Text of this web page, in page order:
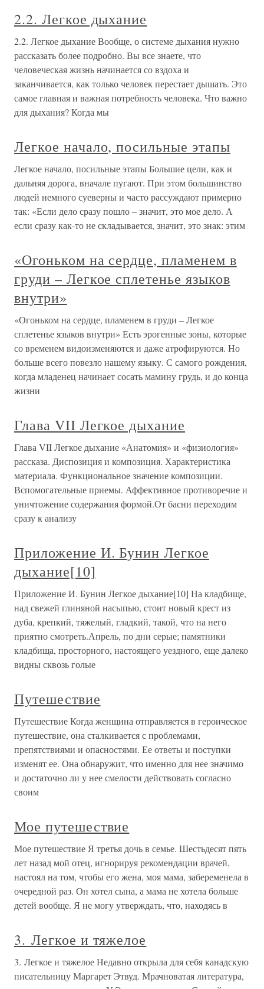
2.2. Легкое дыхание
2.2. Легкое дыхание Вообще, о системе дыхания нужно
рассказать более подробно. Вы все знаете, что
человеческая жизнь начинается со вздоха и
заканчивается, как только человек перестает дышать. Это
самое главная и важная потребность человека. Что важно
для дыхания? Когда мы
Легкое начало, посильные этапы
Легкое начало, посильные этапы Большие цели, как и
дальняя дорога, вначале пугают. При этом большинство
людей немного суеверны и часто рассуждают примерно
так: «Если дело сразу пошло – значит, это мое дело. А
если сразу как-то не складывается, значит, это знак: этим
«Огоньком на сердце, пламенем в
груди – Легкое сплетенье языков
внутри»
«Огоньком на сердце, пламенем в груди – Легкое
сплетенье языков внутри» Есть эрогенные зоны, которые
со временем видоизменяются и даже атрофируются. Но
больше всего повезло нашему языку. С самого рождения,
когда младенец начинает сосать мамину грудь, и до конца
жизни
Глава VII Легкое дыхание
Глава VII Легкое дыхание «Анатомия» и «физиология»
рассказа. Диспозиция и композиция. Характеристика
материала. Функциональное значение композиции.
Вспомогательные приемы. Аффективное противоречие и
уничтожение содержания формой.От басни переходим
сразу к анализу
Приложение И. Бунин Легкое
дыхание[10]
Приложение И. Бунин Легкое дыхание[10] На кладбище,
над свежей глиняной насыпью, стоит новый крест из
дуба, крепкий, тяжелый, гладкий, такой, что на него
приятно смотреть.Апрель, по дни серые; памятники
кладбища, просторного, настоящего уездного, еще далеко
видны сквозь голые
Путешествие
Путешествие Когда женщина отправляется в героическое
путешествие, она сталкивается с проблемами,
препятствиями и опасностями. Ее ответы и поступки
изменят ее. Она обнаружит, что именно для нее значимо
и достаточно ли у нее смелости действовать согласно
своим
Мое путешествие
Мое путешествие Я третья дочь в семье. Шестьдесят пять
лет назад мой отец, игнорируя рекомендации врачей,
настоял на том, чтобы его жена, моя мама, забеременела в
очередной раз. Он хотел сына, а мама не хотела больше
детей вообще. Я не могу утверждать, что, находясь в
3. Легкое и тяжелое
3. Легкое и тяжелое Недавно открыла для себя канадскую
писательницу Маргарет Этвуд. Мрачноватая литература,